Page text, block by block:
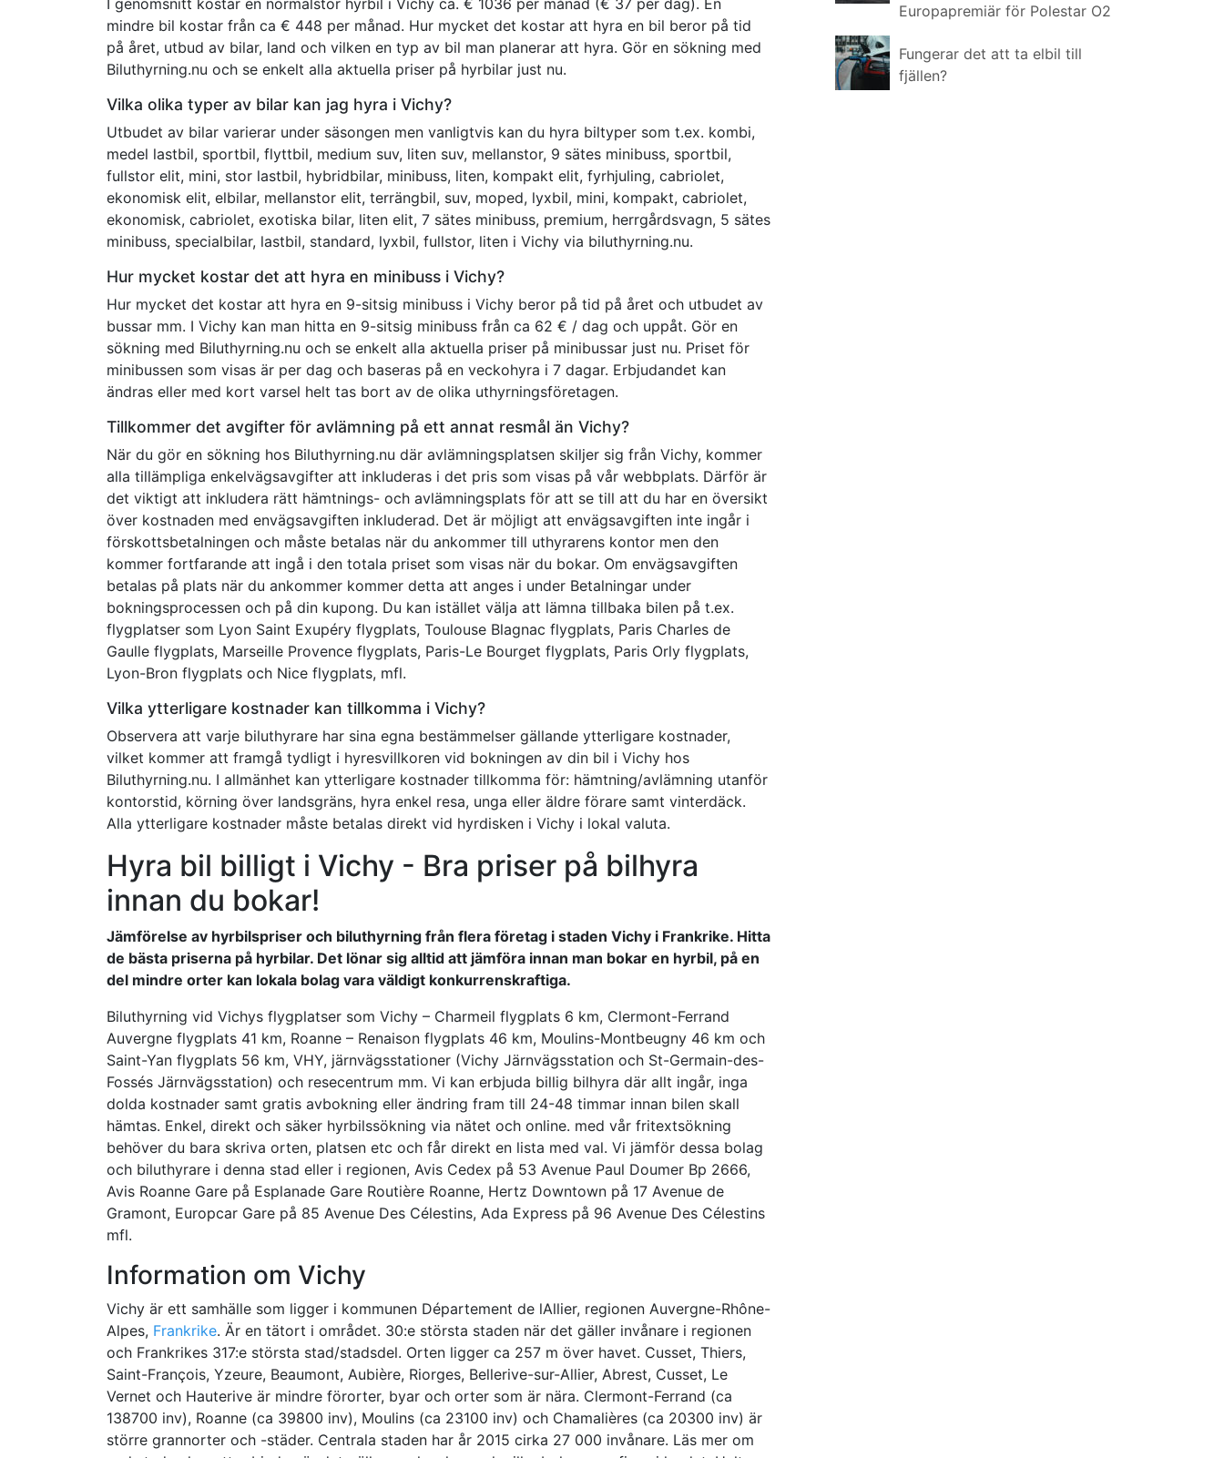
mindre bil kostar från ca € 448 per månad. Hur mycket det kostar att hyra en bil beror på tid
på året, utbud av bilar, land och vilken en typ av bil man planerar att hyra. Gör en sökning med
Biluthyrning.nu och se enkelt alla aktuella priser på hyrbilar just nu.
Vilka olika typer av bilar kan jag hyra i Vichy?
Utbudet av bilar varierar under säsongen men vanligtvis kan du hyra biltyper som t.ex. kombi,
medel lastbil, sportbil, flyttbil, medium suv, liten suv, mellanstor, 9 sätes minibuss, sportbil,
fullstor elit, mini, stor lastbil, hybridbilar, minibuss, liten, kompakt elit, fyrhjuling, cabriolet,
ekonomisk elit, elbilar, mellanstor elit, terrängbil, suv, moped, lyxbil, mini, kompakt, cabriolet,
ekonomisk, cabriolet, exotiska bilar, liten elit, 7 sätes minibuss, premium, herrgårdsvagn, 5 sätes
minibuss, specialbilar, lastbil, standard, lyxbil, fullstor, liten i Vichy via biluthyrning.nu.
Hur mycket kostar det att hyra en minibuss i Vichy?
Hur mycket det kostar att hyra en 9-sitsig minibuss i Vichy beror på tid på året och utbudet av
bussar mm. I Vichy kan man hitta en 9-sitsig minibuss från ca 62 € / dag och uppåt. Gör en
sökning med Biluthyrning.nu och se enkelt alla aktuella priser på minibussar just nu. Priset för
minibussen som visas är per dag och baseras på en veckohyra i 7 dagar. Erbjudandet kan
ändras eller med kort varsel helt tas bort av de olika uthyrningsföretagen.
Tillkommer det avgifter för avlämning på ett annat resmål än Vichy?
När du gör en sökning hos Biluthyrning.nu där avlämningsplatsen skiljer sig från Vichy, kommer
alla tillämpliga enkelvägsavgifter att inkluderas i det pris som visas på vår webbplats. Därför är
det viktigt att inkludera rätt hämtnings- och avlämningsplats för att se till att du har en översikt
över kostnaden med envägsavgiften inkluderad. Det är möjligt att envägsavgiften inte ingår i
förskottsbetalningen och måste betalas när du ankommer till uthyrarens kontor men den
kommer fortfarande att ingå i den totala priset som visas när du bokar. Om envägsavgiften
betalas på plats när du ankommer kommer detta att anges i under Betalningar under
bokningsprocessen och på din kupong. Du kan istället välja att lämna tillbaka bilen på t.ex.
flygplatser som Lyon Saint Exupéry flygplats, Toulouse Blagnac flygplats, Paris Charles de
Gaulle flygplats, Marseille Provence flygplats, Paris-Le Bourget flygplats, Paris Orly flygplats,
Lyon-Bron flygplats och Nice flygplats, mfl.
Vilka ytterligare kostnader kan tillkomma i Vichy?
Observera att varje biluthyrare har sina egna bestämmelser gällande ytterligare kostnader,
vilket kommer att framgå tydligt i hyresvillkoren vid bokningen av din bil i Vichy hos
Biluthyrning.nu. I allmänhet kan ytterligare kostnader tillkomma för: hämtning/avlämning utanför
kontorstid, körning över landsgräns, hyra enkel resa, unga eller äldre förare samt vinterdäck.
Alla ytterligare kostnader måste betalas direkt vid hyrdisken i Vichy i lokal valuta.
Hyra bil billigt i Vichy - Bra priser på bilhyra
innan du bokar!
Jämförelse av hyrbilspriser och biluthyrning från flera företag i staden Vichy i Frankrike. Hitta
de bästa priserna på hyrbilar. Det lönar sig alltid att jämföra innan man bokar en hyrbil, på en
del mindre orter kan lokala bolag vara väldigt konkurrenskraftiga.
Biluthyrning vid Vichys flygplatser som Vichy – Charmeil flygplats 6 km, Clermont-Ferrand
Auvergne flygplats 41 km, Roanne – Renaison flygplats 46 km, Moulins-Montbeugny 46 km och
Saint-Yan flygplats 56 km, VHY, järnvägsstationer (Vichy Järnvägsstation och St-Germain-des-
Fossés Järnvägsstation) och resecentrum mm. Vi kan erbjuda billig bilhyra där allt ingår, inga
dolda kostnader samt gratis avbokning eller ändring fram till 24-48 timmar innan bilen skall
hämtas. Enkel, direkt och säker hyrbilssökning via nätet och online. med vår fritextsökning
behöver du bara skriva orten, platsen etc och får direkt en lista med val. Vi jämför dessa bolag
och biluthyrare i denna stad eller i regionen, Avis Cedex på 53 Avenue Paul Doumer Bp 2666,
Avis Roanne Gare på Esplanade Gare Routière Roanne, Hertz Downtown på 17 Avenue de
Gramont, Europcar Gare på 85 Avenue Des Célestins, Ada Express på 96 Avenue Des Célestins
mfl.
Information om Vichy
Vichy är ett samhälle som ligger i kommunen Département de lAllier, regionen Auvergne-Rhône-
Alpes, Frankrike. Är en tätort i området. 30:e största staden när det gäller invånare i regionen
och Frankrikes 317:e största stad/stadsdel. Orten ligger ca 257 m över havet. Cusset, Thiers,
Saint-François, Yzeure, Beaumont, Aubière, Riorges, Bellerive-sur-Allier, Abrest, Cusset, Le
Vernet och Hauterive är mindre förorter, byar och orter som är nära. Clermont-Ferrand (ca
138700 inv), Roanne (ca 39800 inv), Moulins (ca 23100 inv) och Chamalières (ca 20300 inv) är
större grannorter och -städer. Centrala staden har år 2015 cirka 27 000 invånare. Läs mer om
Europapremiär för Polestar O2
Fungerar det att ta elbil till
fjällen?